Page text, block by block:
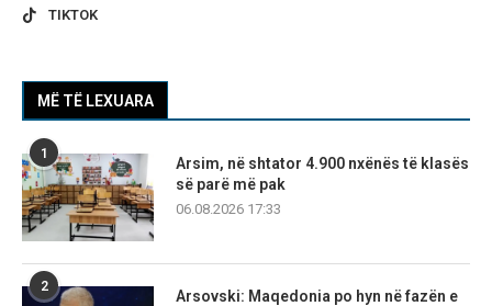
TIKTOK
MË TË LEXUARA
1
Arsim, në shtator 4.900 nxënës të klasës
së parë më pak
06.08.2026 17:33
2
Arsovski: Maqedonia po hyn në fazën e